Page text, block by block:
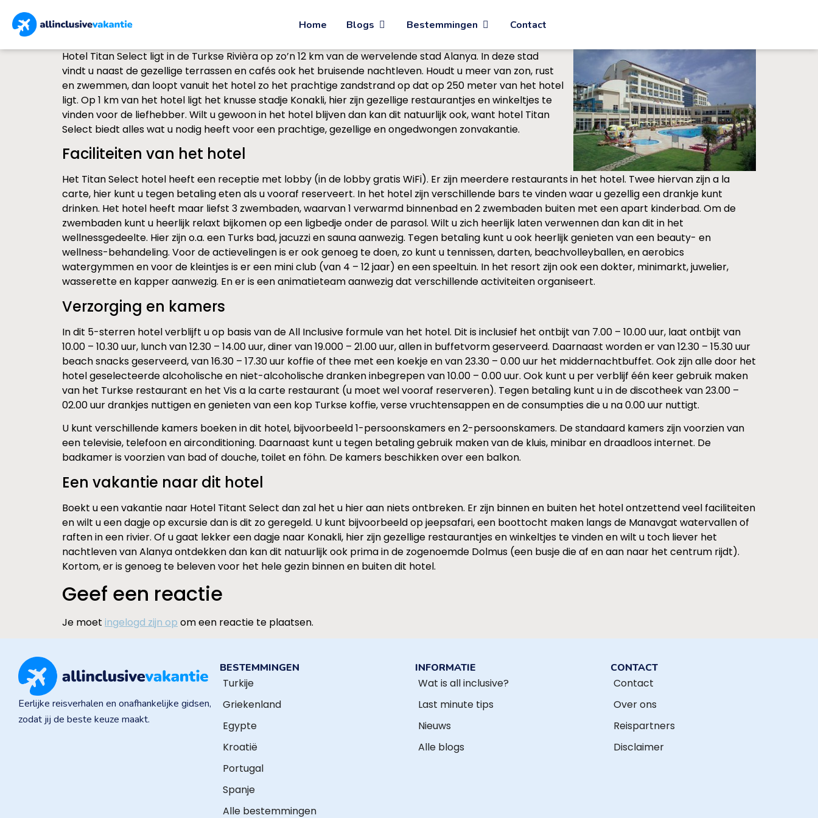
Home Blogs Bestemmingen Contact
Hotel Titan Select ligt in de Turkse Rivièra op zo’n 12 km van de wervelende stad Alanya. In deze stad
vindt u naast de gezellige terrassen en cafés ook het bruisende nachtleven. Houdt u meer van zon, rust
en zwemmen, dan loopt vanuit het hotel zo het prachtige zandstrand op dat op 250 meter van het hotel
ligt. Op 1 km van het hotel ligt het knusse stadje Konakli, hier zijn gezellige restaurantjes en winkeltjes te
vinden voor de liefhebber. Wilt u gewoon in het hotel blijven dan kan dit natuurlijk ook, want hotel Titan
Select biedt alles wat u nodig heeft voor een prachtige, gezellige en ongedwongen zonvakantie.
Faciliteiten van het hotel
Het Titan Select hotel heeft een receptie met lobby (in de lobby gratis WiFi). Er zijn meerdere restaurants in het hotel. Twee hiervan zijn a la
carte, hier kunt u tegen betaling eten als u vooraf reserveert. In het hotel zijn verschillende bars te vinden waar u gezellig een drankje kunt
drinken. Het hotel heeft maar liefst 3 zwembaden, waarvan 1 verwarmd binnenbad en 2 zwembaden buiten met een apart kinderbad. Om de
zwembaden kunt u heerlijk relaxt bijkomen op een ligbedje onder de parasol. Wilt u zich heerlijk laten verwennen dan kan dit in het
wellnessgedeelte. Hier zijn o.a. een Turks bad, jacuzzi en sauna aanwezig. Tegen betaling kunt u ook heerlijk genieten van een beauty- en
wellness-behandeling. Voor de actievelingen is er ook genoeg te doen, zo kunt u tennissen, darten, beachvolleyballen, en aerobics
watergymmen en voor de kleintjes is er een mini club (van 4 – 12 jaar) en een speeltuin. In het resort zijn ook een dokter, minimarkt, juwelier,
wasserette en kapper aanwezig. En er is een animatieteam aanwezig dat verschillende activiteiten organiseert.
Verzorging en kamers
In dit 5-sterren hotel verblijft u op basis van de All Inclusive formule van het hotel. Dit is inclusief het ontbijt van 7.00 – 10.00 uur, laat ontbijt van
10.00 – 10.30 uur, lunch van 12.30 – 14.00 uur, diner van 19.000 – 21.00 uur, allen in buffetvorm geserveerd. Daarnaast worden er van 12.30 – 15.30 uur
beach snacks geserveerd, van 16.30 – 17.30 uur koffie of thee met een koekje en van 23.30 – 0.00 uur het middernachtbuffet. Ook zijn alle door het
hotel geselecteerde alcoholische en niet-alcoholische dranken inbegrepen van 10.00 – 0.00 uur. Ook kunt u per verblijf één keer gebruik maken
van het Turkse restaurant en het Vis a la carte restaurant (u moet wel vooraf reserveren). Tegen betaling kunt u in de discotheek van 23.00 –
02.00 uur drankjes nuttigen en genieten van een kop Turkse koffie, verse vruchtensappen en de consumpties die u na 0.00 uur nuttigt.
U kunt verschillende kamers boeken in dit hotel, bijvoorbeeld 1-persoonskamers en 2-persoonskamers. De standaard kamers zijn voorzien van
een televisie, telefoon en airconditioning. Daarnaast kunt u tegen betaling gebruik maken van de kluis, minibar en draadloos internet. De
badkamer is voorzien van bad of douche, toilet en föhn. De kamers beschikken over een balkon.
Een vakantie naar dit hotel
Boekt u een vakantie naar Hotel Titant Select dan zal het u hier aan niets ontbreken. Er zijn binnen en buiten het hotel ontzettend veel faciliteiten
en wilt u een dagje op excursie dan is dit zo geregeld. U kunt bijvoorbeeld op jeepsafari, een boottocht maken langs de Manavgat watervallen of
raften in een rivier. Of u gaat lekker een dagje naar Konakli, hier zijn gezellige restaurantjes en winkeltjes te vinden en wilt u toch liever het
nachtleven van Alanya ontdekken dan kan dit natuurlijk ook prima in de zogenoemde Dolmus (een busje die af en aan naar het centrum rijdt).
Kortom, er is genoeg te beleven voor het hele gezin binnen en buiten dit hotel.
Geef een reactie
Je moet ingelogd zijn op om een reactie te plaatsen.
Eerlijke reisverhalen en onafhankelijke gidsen,
zodat jij de beste keuze maakt.
BESTEMMINGEN
Turkije
Griekenland
Egypte
Kroatië
Portugal
Spanje
Alle bestemmingen
INFORMATIE
Wat is all inclusive?
Last minute tips
Nieuws
Alle blogs
CONTACT
Contact
Over ons
Reispartners
Disclaimer